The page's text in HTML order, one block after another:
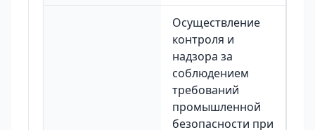
Осуществление
контроля и
надзора за
соблюдением
требований
промышленной
безопасности при